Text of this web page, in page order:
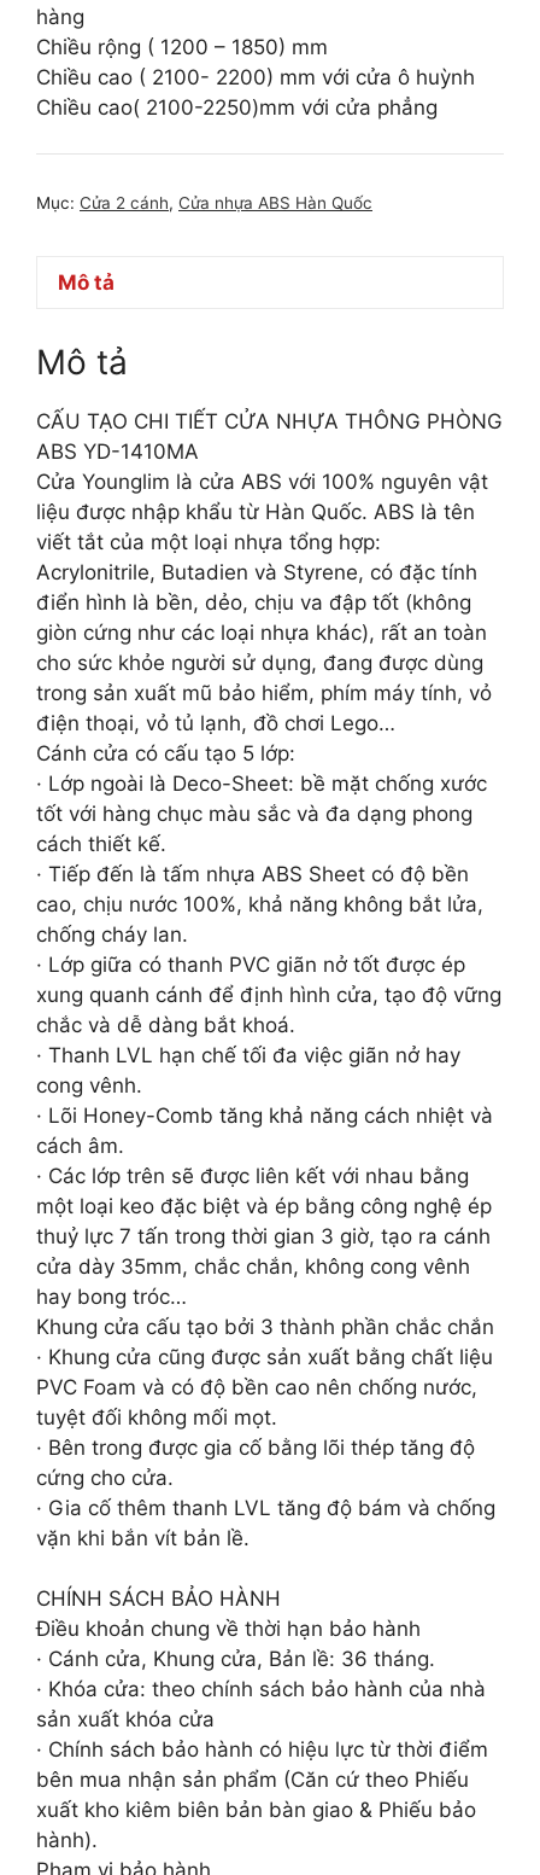
hàng
Chiều rộng ( 1200 – 1850) mm
Chiều cao ( 2100- 2200) mm với cửa ô huỳnh
Chiều cao( 2100-2250)mm với cửa phẳng
Mục: Cửa 2 cánh, Cửa nhựa ABS Hàn Quốc
Mô tả
Mô tả
CẤU TẠO CHI TIẾT CỬA NHỰA THÔNG PHÒNG
ABS YD-1410MA
Cửa Younglim là cửa ABS với 100% nguyên vật
liệu được nhập khẩu từ Hàn Quốc. ABS là tên
viết tắt của một loại nhựa tổng hợp:
Acrylonitrile, Butadien và Styrene, có đặc tính
điển hình là bền, dẻo, chịu va đập tốt (không
giòn cứng như các loại nhựa khác), rất an toàn
cho sức khỏe người sử dụng, đang được dùng
trong sản xuất mũ bảo hiểm, phím máy tính, vỏ
điện thoại, vỏ tủ lạnh, đồ chơi Lego…
Cánh cửa có cấu tạo 5 lớp:
· Lớp ngoài là Deco-Sheet: bề mặt chống xước
tốt với hàng chục màu sắc và đa dạng phong
cách thiết kế.
· Tiếp đến là tấm nhựa ABS Sheet có độ bền
cao, chịu nước 100%, khả năng không bắt lửa,
chống cháy lan.
· Lớp giữa có thanh PVC giãn nở tốt được ép
xung quanh cánh để định hình cửa, tạo độ vững
chắc và dễ dàng bắt khoá.
· Thanh LVL hạn chế tối đa việc giãn nở hay
cong vênh.
· Lõi Honey-Comb tăng khả năng cách nhiệt và
cách âm.
· Các lớp trên sẽ được liên kết với nhau bằng
một loại keo đặc biệt và ép bằng công nghệ ép
thuỷ lực 7 tấn trong thời gian 3 giờ, tạo ra cánh
cửa dày 35mm, chắc chắn, không cong vênh
hay bong tróc…
Khung cửa cấu tạo bởi 3 thành phần chắc chắn
· Khung cửa cũng được sản xuất bằng chất liệu
PVC Foam và có độ bền cao nên chống nước,
tuyệt đối không mối mọt.
· Bên trong được gia cố bằng lõi thép tăng độ
cứng cho cửa.
· Gia cố thêm thanh LVL tăng độ bám và chống
vặn khi bắn vít bản lề.
CHÍNH SÁCH BẢO HÀNH
Điều khoản chung về thời hạn bảo hành
· Cánh cửa, Khung cửa, Bản lề: 36 tháng.
· Khóa cửa: theo chính sách bảo hành của nhà
sản xuất khóa cửa
· Chính sách bảo hành có hiệu lực từ thời điểm
bên mua nhận sản phẩm (Căn cứ theo Phiếu
xuất kho kiêm biên bản bàn giao & Phiếu bảo
hành).
Phạm vi bảo hành